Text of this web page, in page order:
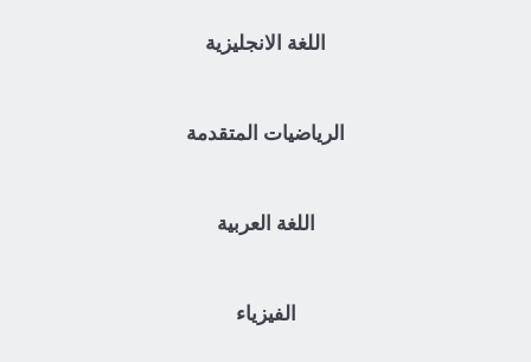
اللغة الانجليزية
الرياضيات المتقدمة
اللغة العربية
الفيزياء